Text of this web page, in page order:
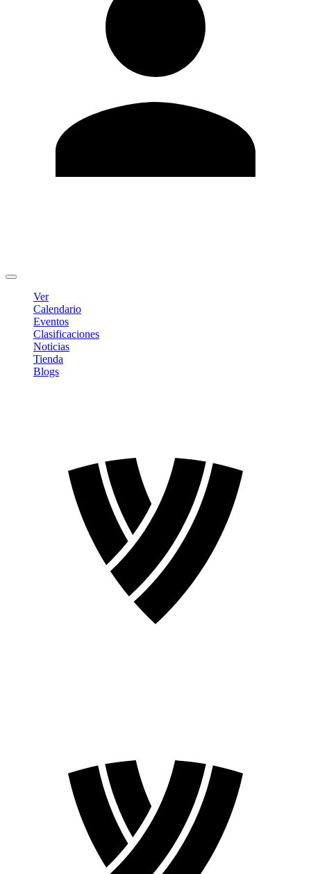
Ver
Calendario
Eventos
Clasificaciones
Noticias
Tienda
Blogs